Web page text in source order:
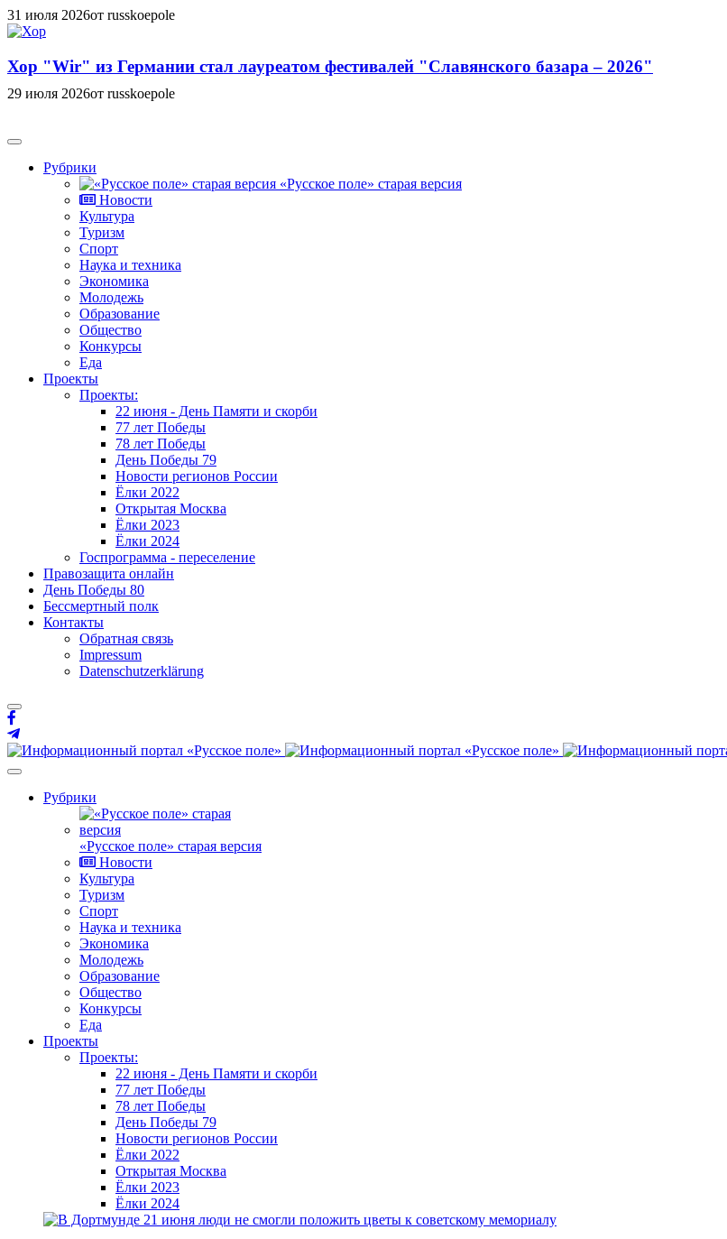
31 июля 2026от russkoepole
Хор "Wir" из Германии стал лауреатом фестивалей "Славянского базара – 2026"
29 июля 2026от russkoepole
Рубрики
«Русское поле» старая версия
Новости
Культура
Туризм
Спорт
Наука и техника
Экономика
Молодежь
Образование
Общество
Конкурсы
Еда
Проекты
Проекты:
22 июня - День Памяти и скорби
77 лет Победы
78 лет Победы
День Победы 79
Новости регионов России
Ёлки 2022
Открытая Москва
Ёлки 2023
Ёлки 2024
Госпрограмма - переселение
Правозащита онлайн
День Победы 80
Бессмертный полк
Контакты
Обратная связь
Impressum
Datenschutzerklärung
Рубрики
«Русское поле» старая версия
Новости
Культура
Туризм
Спорт
Наука и техника
Экономика
Молодежь
Образование
Общество
Конкурсы
Еда
Проекты
Проекты:
22 июня - День Памяти и скорби
77 лет Победы
78 лет Победы
День Победы 79
Новости регионов России
Ёлки 2022
Открытая Москва
Ёлки 2023
Ёлки 2024